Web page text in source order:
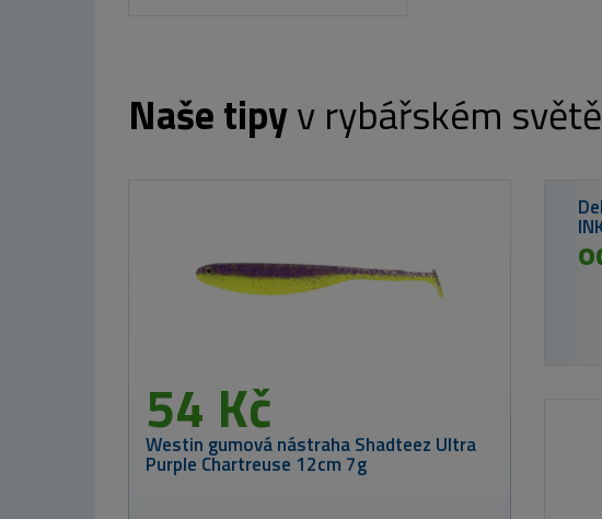
Naše tipyv rybářském světě
BANX CamoCORK
od 1 359 Kč
Westin Gumová nástraha Shadteez Slim
14cm 17g Bling Perch
63 Kč